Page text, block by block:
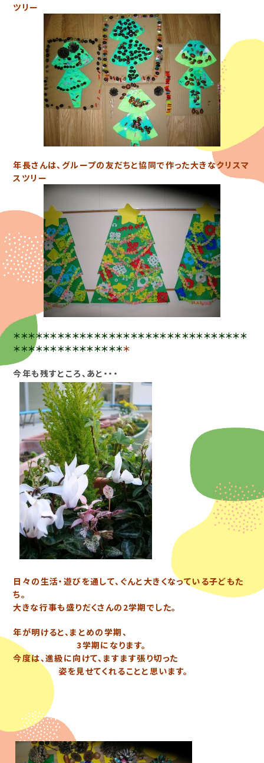
ツリー
年長さんは、グループの友だちと協同で作った大きなクリスマ
スツリー
＊＊＊＊＊＊＊＊＊＊＊＊＊＊＊＊＊＊＊＊＊＊＊＊＊＊＊＊＊＊＊＊
＊＊＊＊＊＊＊＊＊＊＊＊＊＊＊＊
今年も残すところ、あと・・・
日々の生活・遊びを通して、ぐんと大きくなっている子どもた
ち。
大きな行事も盛りだくさんの2学期でした。
年が明けると、まとめの学期、
3学期になります。
今度は、進級に向けて、ますます張り切った
姿を見せてくれることと思います。